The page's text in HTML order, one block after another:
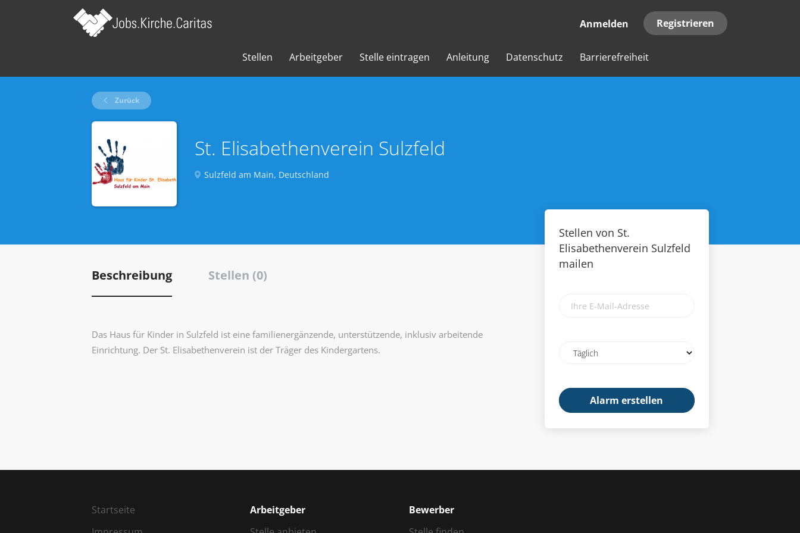
Anmelden Registrieren
Stellen Arbeitgeber Stelle eintragen Anleitung Datenschutz Barrierefreiheit
Zurück
St. Elisabethenverein Sulzfeld
Sulzfeld am Main, Deutschland
Beschreibung Stellen (0)
Das Haus für Kinder in Sulzfeld ist eine familienergänzende, unterstützende, inklusiv arbeitende
Einrichtung. Der St. Elisabethenverein ist der Träger des Kindergartens.
Stellen von St.
Elisabethenverein Sulzfeld
mailen
frequency
Startseite
Arbeitgeber
Bewerber